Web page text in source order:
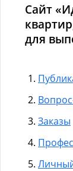
Сайт
для
Заказы